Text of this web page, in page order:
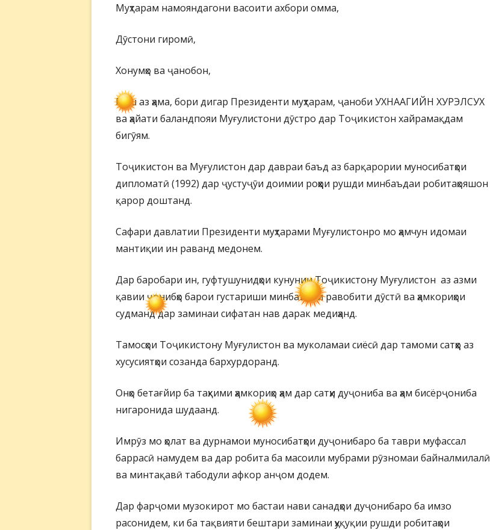
Муҳтарам намояндагони васоити ахбори омма,
Дӯстони гиромӣ,
Хонумҳо ва ҷанобон,
Пеш аз ҳама, бори дигар Президенти муҳтарам, ҷаноби УХНААГИЙН ХУРЭЛСУХ
ва ҳайати баландпояи Муғулистони дӯстро дар Тоҷикистон хайрамақдам
бигӯям.
Тоҷикистон ва Муғулистон дар давраи баъд аз барқарории муносибатҳои
дипломатӣ (1992) дар ҷустуҷӯи доимии роҳҳои рушди минбаъдаи робитаҳояшон
қарор доштанд.
Сафари давлатии Президенти муҳтарами Муғулистонро мо ҳамчун идомаи
мантиқии ин раванд медонем.
Дар баробари ин, гуфтушунидҳои кунунии Тоҷикистону Муғулистон аз азми
қавии ҷонибҳо барои густариши минбаъдаи равобити дӯстӣ ва ҳамкориҳои
судманд дар заминаи сифатан нав дарак медиҳанд.
Тамосҳои Тоҷикистону Муғулистон ва муколамаи сиёсӣ дар тамоми сатҳҳо аз
хусусиятҳои созанда бархурдоранд.
Онҳо бетағйир ба таҳкими ҳамкориҳо ҳам дар сатҳи дуҷониба ва ҳам бисёрҷониба
нигаронида шудаанд.
Имрӯз мо ҳолат ва дурнамои муносибатҳои дуҷонибаро ба таври муфассал
баррасӣ намудем ва дар робита ба масоили мубрами рӯзномаи байналмилалӣ
ва минтақавӣ табодули афкор анҷом додем.
Дар фарҷоми музокирот мо бастаи нави санадҳои дуҷонибаро ба имзо
расонидем, ки ба тақвияти бештари заминаи ҳуқуқии рушди робитаҳои